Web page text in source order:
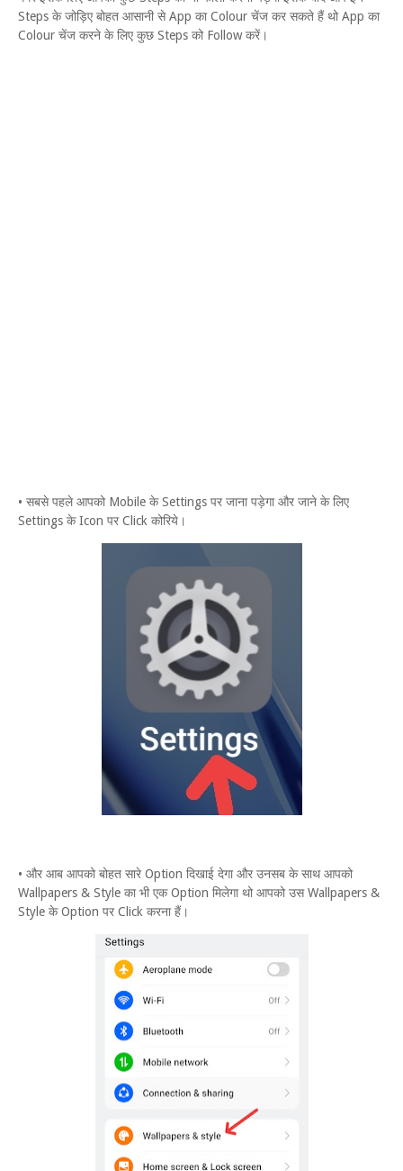
Steps के जोड़िए बोहत आसानी से App का Colour चेंज कर सकते हैं थो App का
Colour चेंज करने के लिए कुछ Steps को Follow करें।
• सबसे पहले आपको Mobile के Settings पर जाना पड़ेगा और जाने के लिए
Settings के Icon पर Click कोरिये।
• और आब आपको बोहत सारे Option दिखाई देगा और उनसब के साथ आपको
Wallpapers & Style का भी एक Option मिलेगा थो आपको उस Wallpapers &
Style के Option पर Click करना हैं।